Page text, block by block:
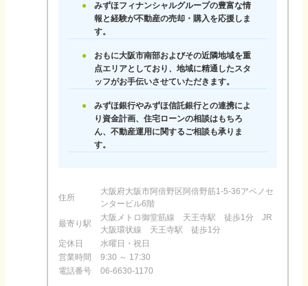
みずほフィナンシャルグループの豊富な情
報と経験が不動産の売却・購入を応援しま
す。
おもに大阪市南部およびその近隣地域を重
点エリアとしており、地域に精通したスタ
ッフがお手伝いさせていただきます。
みずほ銀行やみずほ信託銀行との連携によ
り資金計画、住宅ローンの相談はもちろ
ん、不動産運用に関するご相談も承りま
す。
住所
大阪府大阪市阿倍野区阿倍野筋1-5-36アベノセ
ンタービル6階
最寄り駅
大阪メトロ御堂筋線 天王寺駅 徒歩1分 JR
大阪環状線 天王寺駅 徒歩1分
定休日
水曜日・祝日
営業時間
9:30 ～ 17:30
電話番号
06-6630-1170